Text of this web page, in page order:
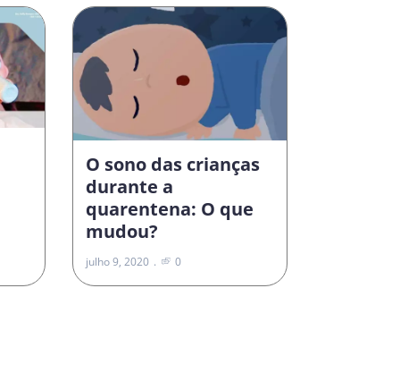
O sono das crianças
durante a
quarentena: O que
mudou?
julho 9, 2020 0